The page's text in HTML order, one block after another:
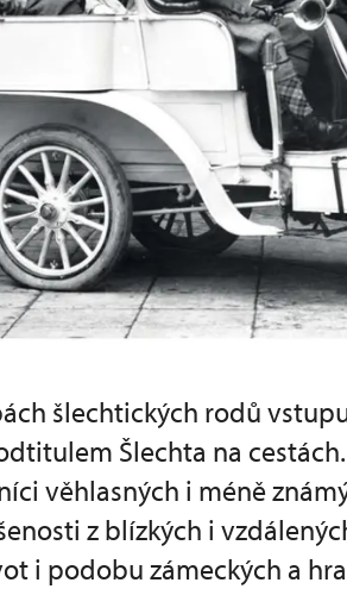
šlechtických rodů
Šlechta na
věhlasných i méně
z blízkých i
i podobu zámeckých a